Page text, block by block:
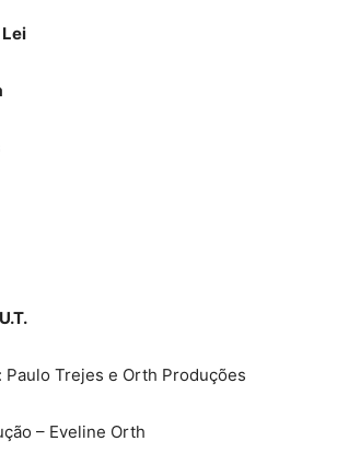
Lei
Trejes e Orth Produções
– Eveline Orth